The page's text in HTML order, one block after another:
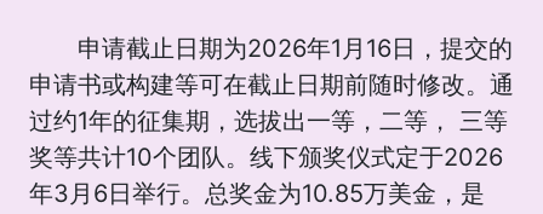
申请截止日期为2026年1月16日，提交的
申请书或构建等可在截止日期前随时修改。通
过约1年的征集期，选拔出一等，二等， 三等
奖等共计10个团队。线下颁奖仪式定于2026
年3月6日举行。总奖金为10.85万美金，是